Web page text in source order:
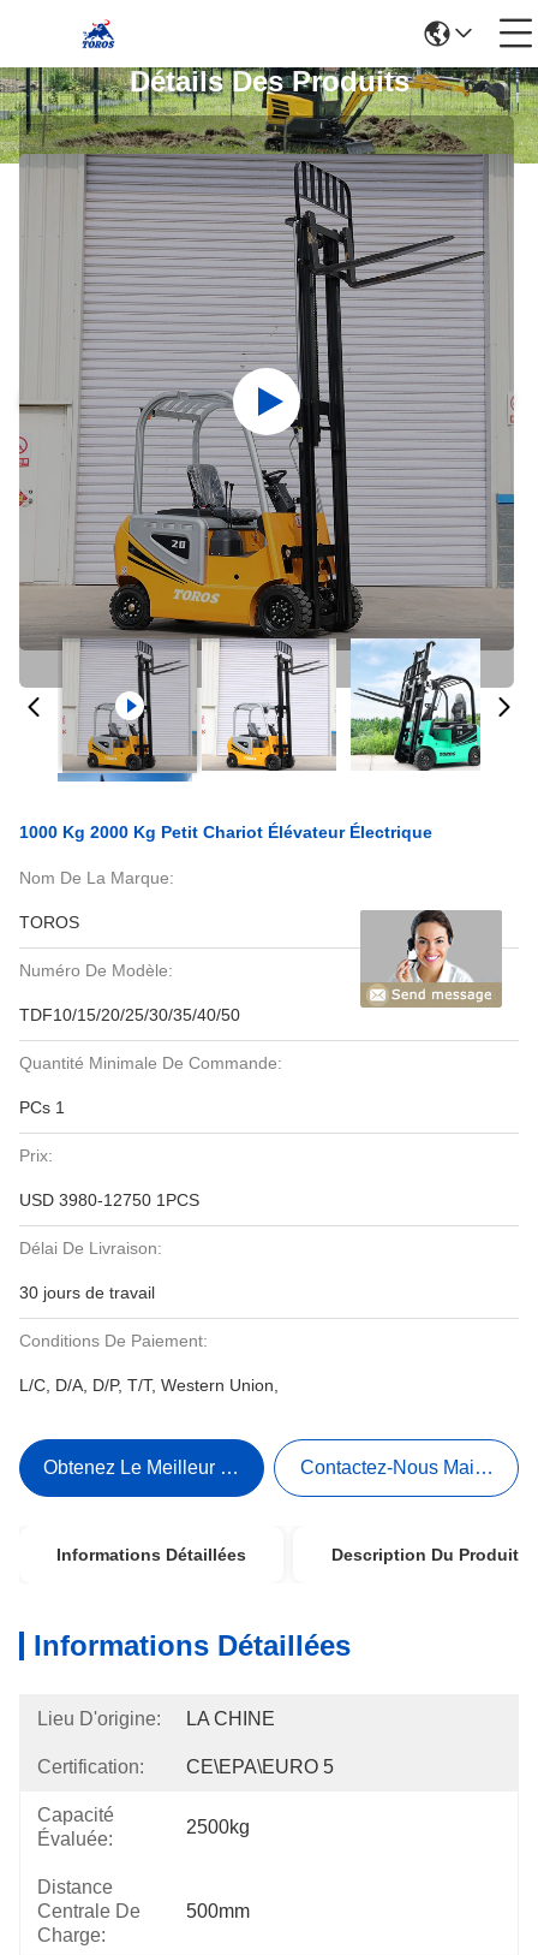
Détails Des Produits
1000 Kg 2000 Kg Petit Chariot Élévateur Électrique
Nom De La Marque:
TOROS
Numéro De Modèle:
TDF10/15/20/25/30/35/40/50
Quantité Minimale De Commande:
PCs 1
Prix:
USD 3980-12750 1PCS
Délai De Livraison:
30 jours de travail
Conditions De Paiement:
L/C, D/A, D/P, T/T, Western Union,
Obtenez Le Meilleur Prix Contactez-Nous Maintenant
Informations Détaillées Description Du Produit
Informations Détaillées
Lieu D'origine: LA CHINE
Certification: CE\EPA\EURO 5
Capacité
Évaluée:
2500kg
Distance
Centrale De
Charge:
500mm